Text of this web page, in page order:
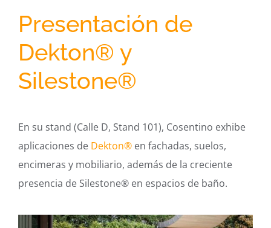
Presentación de
Dekton® y
Silestone®
En su stand (Calle D, Stand 101), Cosentino exhibe
aplicaciones de Dekton®en fachadas, suelos,
encimeras y mobiliario, además de la creciente
presencia de Silestone® en espacios de baño.